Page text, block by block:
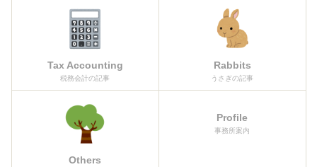
Tax Accounting
税務会計の記事
Rabbits
うさぎの記事
Others
Profile
事務所案内